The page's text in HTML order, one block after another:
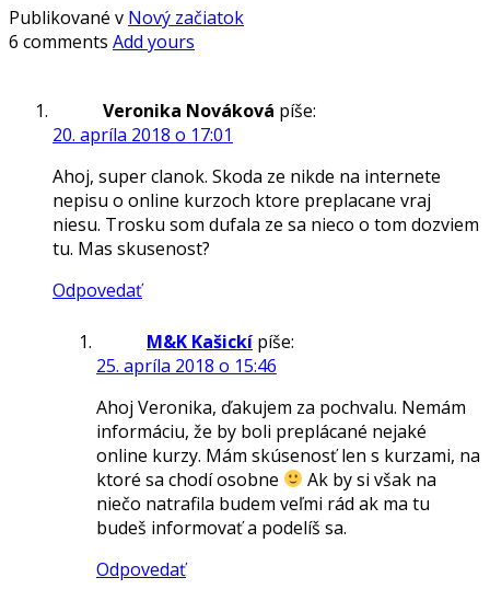
Publikované v Nový začiatok
6 comments Add yours
Veronika Nováková píše:
20. apríla 2018 o 17:01
Ahoj, super clanok. Skoda ze nikde na internete
nepisu o online kurzoch ktore preplacane vraj
niesu. Trosku som dufala ze sa nieco o tom dozviem
tu. Mas skusenost?
Odpovedať
M&K Kašickí píše:
25. apríla 2018 o 15:46
Ahoj Veronika, ďakujem za pochvalu. Nemám
informáciu, že by boli preplácané nejaké
online kurzy. Mám skúsenosť len s kurzami, na
ktoré sa chodí osobne
Ak by si však na
niečo natrafila budem veľmi rád ak ma tu
budeš informovať a podelíš sa.
Odpovedať